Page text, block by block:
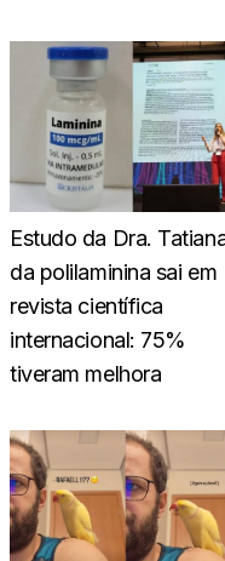
Estudo da Dra.
da polilaminina sai em
revista científica
internacional: 75%
tiveram melhora